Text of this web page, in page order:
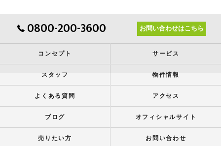
0800-200-3600 お問い合わせはこちら
コンセプト サービス
スタッフ 物件情報
よくある質問 アクセス
ブログ オフィシャルサイト
売りたい方 お問い合わせ